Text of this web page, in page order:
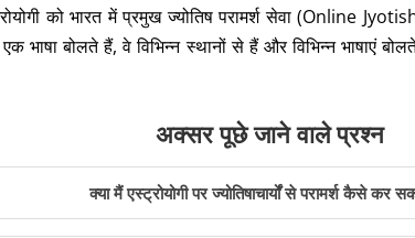
को भारत में प्रमुख ज्योतिष परामर्श सेवा (Online
बोलते हैं, वे विभिन्न स्थानों से हैं और विभिन्न भाषाएं
अक्सर पूछे जाने वाले प्रश्न
क्या मैं एस्ट्रोयोगी पर ज्योतिषाचार्यों से परामर्श कैसे कर